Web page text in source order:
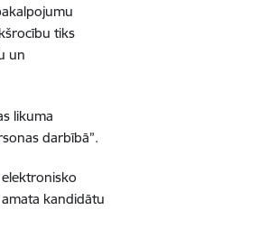
tiks
un
likuma
darbībā”.
kandidātu